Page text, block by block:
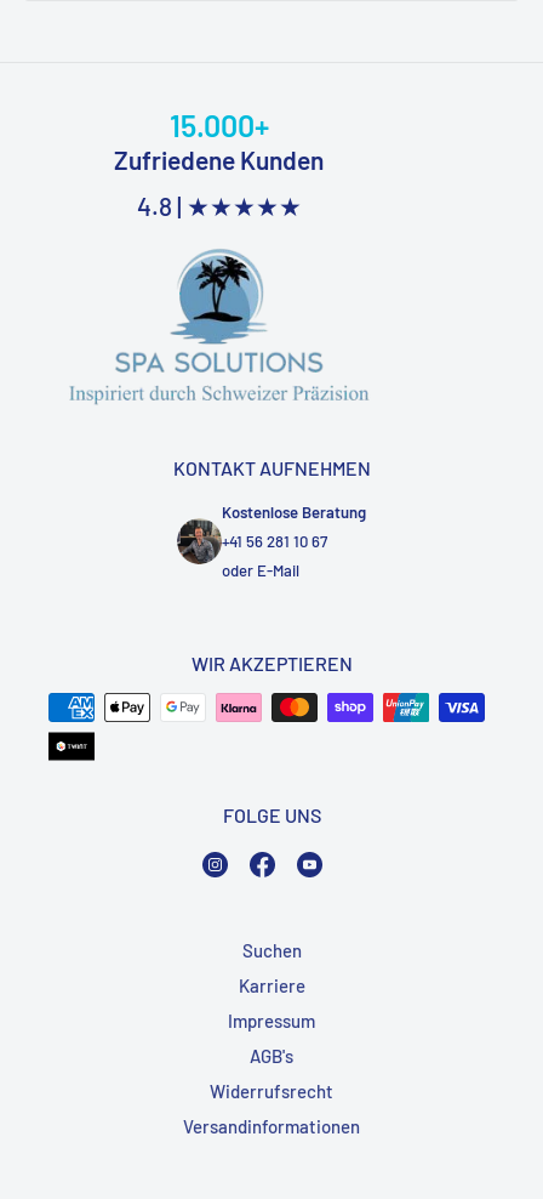
15.000+
Zufriedene Kunden
4.8 | ★★★★★
KONTAKT AUFNEHMEN
Kostenlose Beratung
+41 56 281 10 67
oder E-Mail
WIR AKZEPTIEREN
FOLGE UNS
InstagramFacebook
Suchen
Karriere
Impressum
AGB's
Widerrufsrecht
Versandinformationen